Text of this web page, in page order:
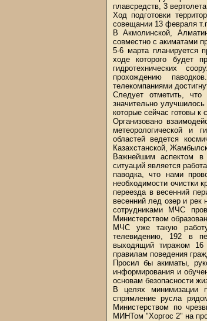
плавсредств, 3
Ход подготовки
совещании 13 февраля
В Акмолинской,
совместно с акиматами
5-6 марта планируется
ходе которого будет
гидротехнических
прохождению
телекомпаниями
Следует отметить, что
значительно
которые сейчас готовы к
Организовано
метеорологической и
областей ведется
Казахстанской,
Важнейшим аспектом в
ситуаций является
паводка, что нами
необходимости очистки
переезда в весенний
весенний лед озер и рек
сотрудниками МЧС
Министерством
МЧС уже такую
телевидению, 192 в
выходящий тиражом
правилам поведения
Просил бы акиматы,
информирования и
основам безопасности
В целях минимизации
спрямление русла
Министерством по
МИНТом "Хоргос 2" на